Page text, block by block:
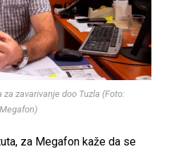
zavarivanje doo Tuzla (Foto:
za Megafon kaže da se